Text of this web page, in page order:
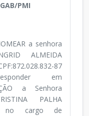
PMI
a senhora
ALMEIDA
87
em
a Senhora
PALHA
no cargo de